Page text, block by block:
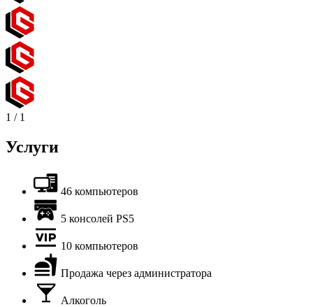
1 / 1
Услуги
46 компьютеров
5 консолей PS5
10 компьютеров
Продажа через администратора
Алкоголь